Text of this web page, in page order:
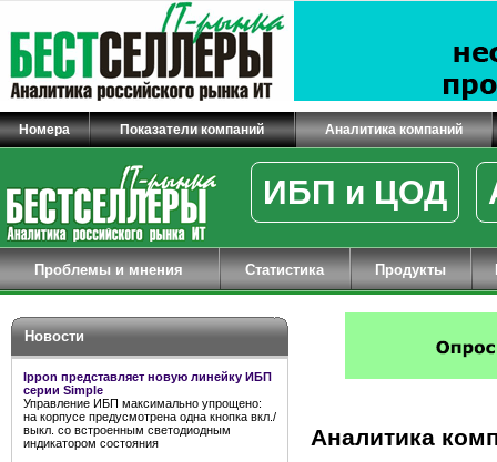
Номера Показатели компаний Аналитика компаний
ИБП и ЦОД
Проблемы и мнения Статистика Продукты
Новости
Ippon представляет новую линейку ИБП
серии Simple
Управление ИБП максимально упрощено:
на корпусе предусмотрена одна кнопка вкл./
выкл. со встроенным светодиодным
индикатором состояния
Аналитика